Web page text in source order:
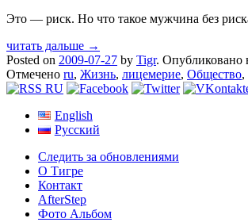
Это — риск. Но что такое мужчина без
читать дальше →
Posted on 2009-07-27 by Tigr. Опубликовано
Отмечено ru, Жизнь, лицемерие, Общество,
English
Русский
Следить за обновлениями
О Тигре
Контакт
AfterStep
Фото Альбом